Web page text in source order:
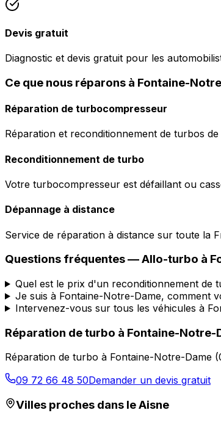
Devis gratuit
Diagnostic et devis gratuit pour les
Ce que nous réparons à Fontaine-
Réparation de turbocompresseur
Réparation et reconditionnement de turbos
Reconditionnement de turbo
Votre turbocompresseur est défaillant ou
Dépannage à distance
Service de réparation à distance sur toute
Questions fréquentes —Allo-turbo à
Quel est le prix d'un reconditionnement de
Je suis à Fontaine-Notre-Dame, comment
Intervenez-vous sur tous les véhicules à
Réparation de turbo à Fontaine-Notre-
Réparation de turbo à Fontaine-Notre-Dame (
09 72 66 48 50Demander un devis gratuit
Villes proches dans leAisne